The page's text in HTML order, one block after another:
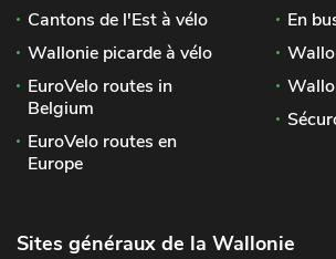
Cantons de l'Est à vélo
Wallonie picarde à vélo
EuroVelo routes in
Belgium
EuroVelo routes en
Europe
En
Sites généraux de la Wallonie